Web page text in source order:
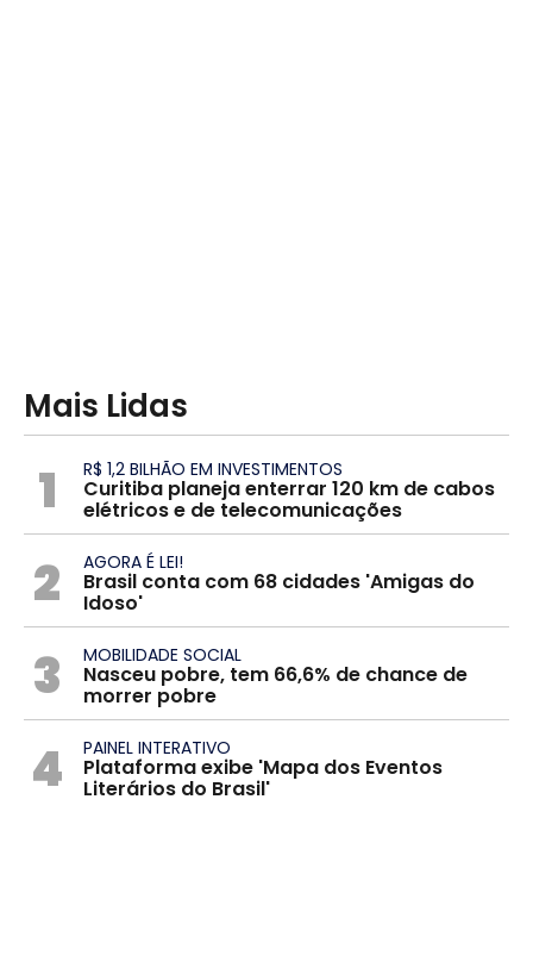
Mais Lidas
1 R$ 1,2 BILHÃO EM INVESTIMENTOS
Curitiba planeja enterrar 120 km de cabos
elétricos e de telecomunicações
2 AGORA É LEI!
Brasil conta com 68 cidades 'Amigas do
Idoso'
3 MOBILIDADE SOCIAL
Nasceu pobre, tem 66,6% de chance de
morrer pobre
4 PAINEL INTERATIVO
Plataforma exibe 'Mapa dos Eventos
Literários do Brasil'